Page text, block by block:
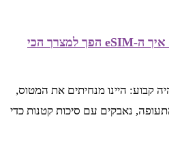
המהפכה השקטה של 2026: איך ה-eSIM הפך למצרך הכי
קבוע: היינו מנחיתים את המטוס,
נאבקים עם סיכות קטנות כדי